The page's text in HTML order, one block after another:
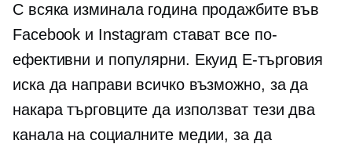
С всяка изминала година продажбите във
Facebook и Instagram стават все по-
ефективни и популярни. Екуид E-търговия
иска да направи всичко възможно, за да
накара търговците да използват тези два
канала на социалните медии, за да